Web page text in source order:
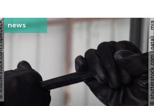
opikckck ©